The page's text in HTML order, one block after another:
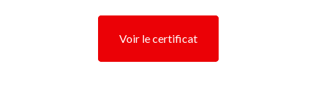
Voir le certificat